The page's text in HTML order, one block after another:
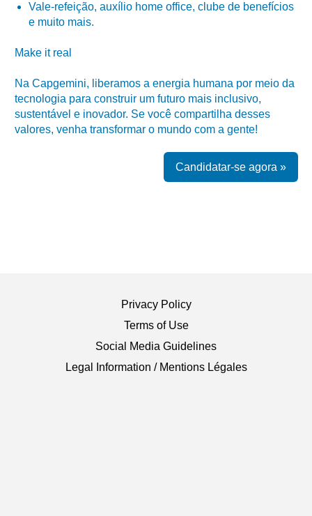
Vale-refeição, auxílio home office, clube de benefícios
e muito mais.
Make it real
Na Capgemini, liberamos a energia humana por meio da
tecnologia para construir um futuro mais inclusivo,
sustentável e inovador. Se você compartilha desses
valores, venha transformar o mundo com a gente!
Candidatar-se agora »
Privacy Policy
Terms of Use
Social Media Guidelines
Legal Information / Mentions Légales